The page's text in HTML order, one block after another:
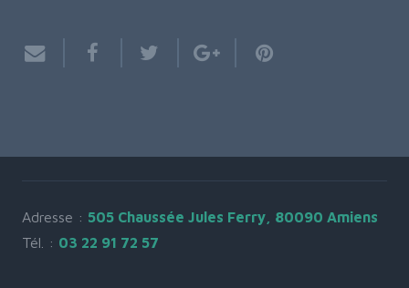
Adresse : 505 Chaussée Jules Ferry, 80090 Amiens
Tél. : 03 22 91 72 57